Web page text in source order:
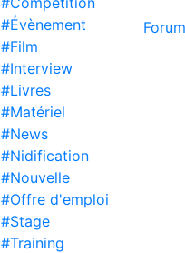
#Évènement
#Film
#Interview
#Livres
#Matériel
#News
#Nidification
#Nouvelle
#Offre d'emploi
#Stage
#Training
Forum